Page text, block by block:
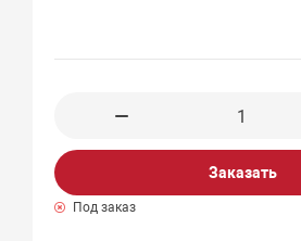
Заказать
Под заказ